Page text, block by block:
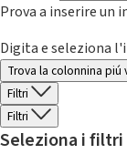
Prova a inserire un
Digita e seleziona
Trova la colonnina piú
Filtri
Filtri
Seleziona i filtri